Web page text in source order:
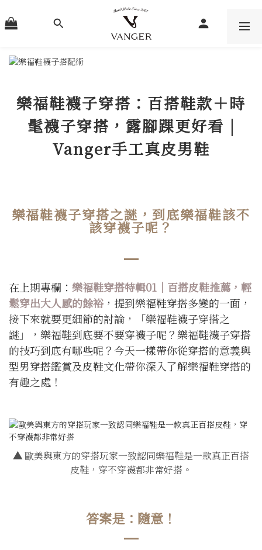
樂福鞋襪子穿搭：百搭鞋款＋時
髦襪子穿搭，露腳踝更好看 |
Vanger手工真皮男鞋
樂福鞋襪子穿搭之謎，到底樂福鞋該不
該穿襪子呢？
在上期專欄： 樂福鞋穿搭特輯01｜百搭皮鞋推薦，輕
鬆穿出大人感的餘裕 ，提到樂福鞋穿搭多變的一面，
接下來就要更細節的討論，「樂福鞋襪子穿搭之
謎」，樂福鞋到底要不要穿襪子呢？樂福鞋襪子穿搭
的技巧到底有哪些呢？今天一樣帶你從穿搭的意義與
型男穿搭鑑賞及皮鞋文化帶你深入了解樂福鞋穿搭的
有趣之處！
▲歐美與東方的穿搭玩家一致認同樂福鞋是一款真正百搭
皮鞋，穿不穿襪都非常好搭。
答案是：隨意！